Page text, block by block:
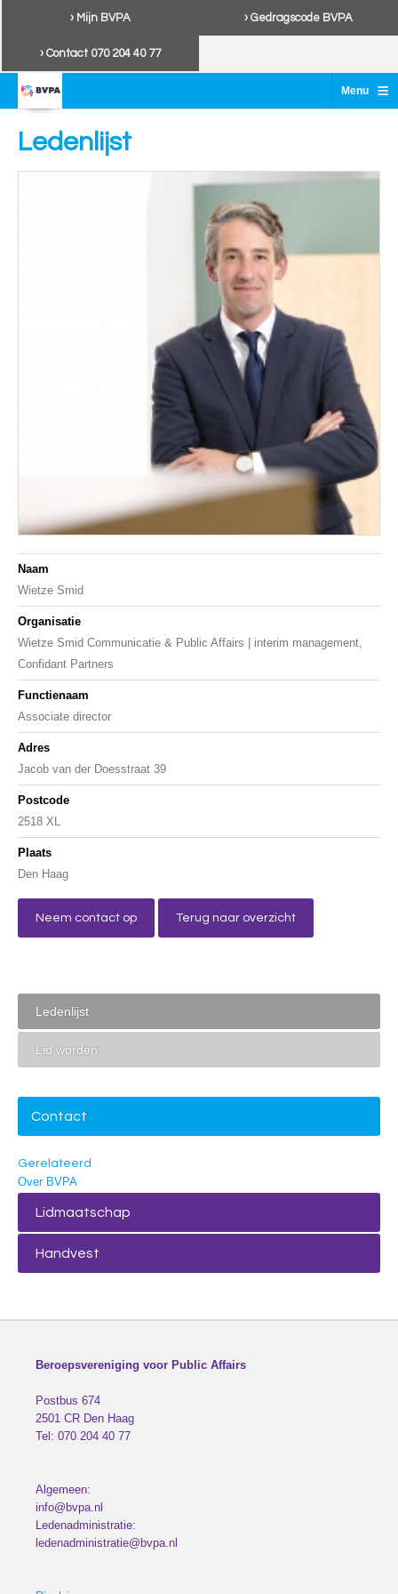
› Mijn BVPA › Gedragscode BVPA
› Contact 070 204 40 77
Menu ≡
Ledenlijst
Naam
Wietze Smid
Organisatie
Wietze Smid Communicatie & Public Affairs | interim management,
Confidant Partners
Functienaam
Associate director
Adres
Jacob van der Doesstraat 39
Postcode
2518 XL
Plaats
Den Haag
Neem contact op Terug naar overzicht
Ledenlijst
Lid worden
Contact
Gerelateerd
Over BVPA
Lidmaatschap
Handvest
Beroepsvereniging voor Public Affairs
Postbus 674
2501 CR Den Haag
Tel: 070 204 40 77
Algemeen:
info@bvpa.nl
Ledenadministratie:
ledenadministratie@bvpa.nl